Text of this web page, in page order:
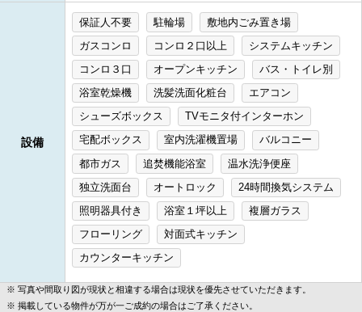
設備
保証人不要 駐輪場
敷地内ごみ置き場
ガスコンロ
コンロ２口以上
システムキッチン
コンロ３口
オープンキッチン
バス・トイレ別
浴室乾燥機
洗髪洗面化粧台
エアコン
シューズボックス
TVモニタ付インターホン
宅配ボックス
室内洗濯機置場
バルコニー
都市ガス
追焚機能浴室
温水洗浄便座
独立洗面台
オートロック
24時間換気システム
照明器具付き
浴室１坪以上
複層ガラス
フローリング
対面式キッチン
カウンターキッチン
写真や間取り図が現状と相違する場合は現状を優先させていただきます。
掲載している物件が万が一ご成約の場合はご了承ください。